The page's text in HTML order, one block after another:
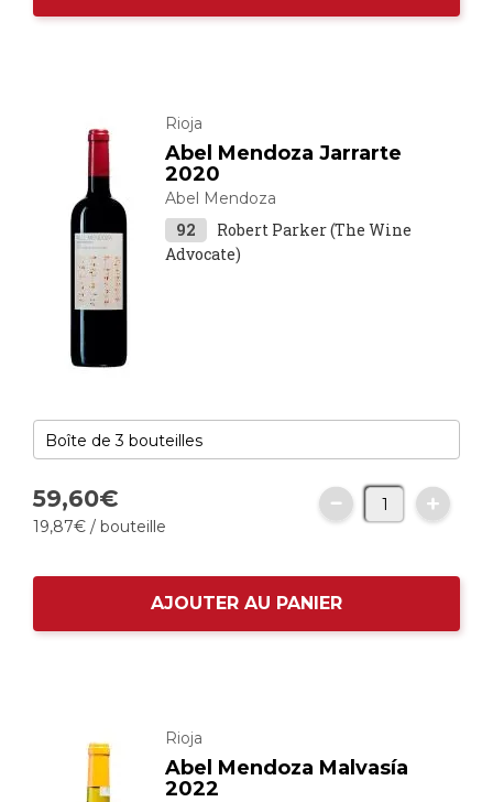
Rioja
Abel Mendoza Jarrarte
2020
Abel Mendoza
92
Robert Parker (The Wine
Advocate)
59,60€
19,87€ / bouteille
AJOUTER AU PANIER
Rioja
Abel Mendoza Malvasía
2022